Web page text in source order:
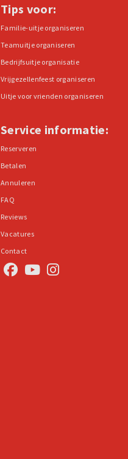
Tips voor:
Familie-uitje organiseren
Teamuitje organiseren
Bedrijfsuitje organisatie
Vrijgezellenfeest organiseren
Uitje voor vrienden organiseren
Service informatie:
Reserveren
Betalen
Annuleren
FAQ
Reviews
Vacatures
Contact